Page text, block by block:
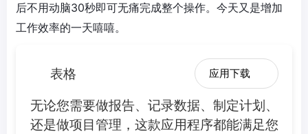
后不用动脑30秒即可无痛完成整个操作。今天又是增加
工作效率的一天嘻嘻。
表格 应用下载
无论您需要做报告、记录数据、制定计划、
还是做项目管理，这款应用程序都能满足您